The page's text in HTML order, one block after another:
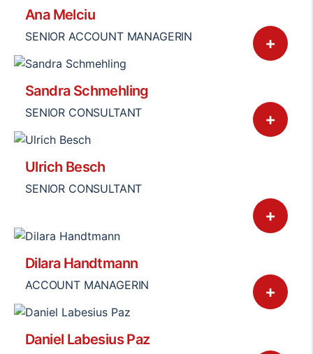
Ana Melciu
SENIOR ACCOUNT MANAGERIN +
Sandra Schmehling
SENIOR CONSULTANT +
Ulrich Besch
SENIOR CONSULTANT
+
Dilara Handtmann
ACCOUNT MANAGERIN +
Daniel Labesius Paz